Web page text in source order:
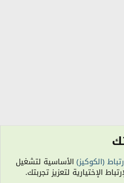
(الكوكيز) الأساسية لتشغيل
الإختيارية لتعزيز تجربتك.